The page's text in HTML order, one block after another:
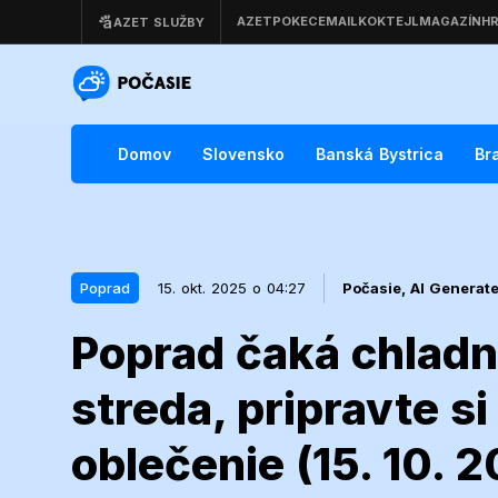
Domov Slovensko Banská Bystrica
Poprad 15. okt. 2025 o 04:27 Počasie, AI
Poprad čaká
streda, pripravte
oblečenie (15. 10.
Poprad čaká